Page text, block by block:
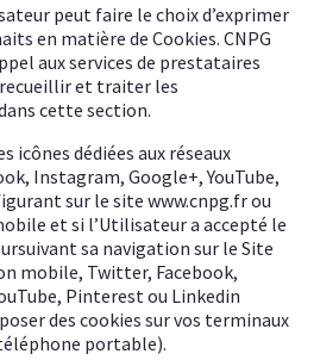
peut faire le choix d’exprimer
en matière de Cookies. CNPG
aux services de prestataires
recueillir et traiter les
cette section.
icônes dédiées aux réseaux
Instagram, Google+, YouTube,
sur le site www.cnpg.fr ou
et si l’Utilisateur a accepté le
sa navigation sur le Site
mobile, Twitter, Facebook,
Pinterest ou Linkedin
des cookies sur vos terminaux
portable).